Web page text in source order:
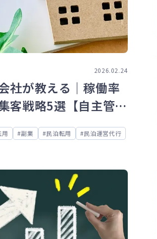
2026.02.24
社が教える｜稼働率
客戦略5選【自主管理
】
用 副業 民泊転用 民泊運営代行